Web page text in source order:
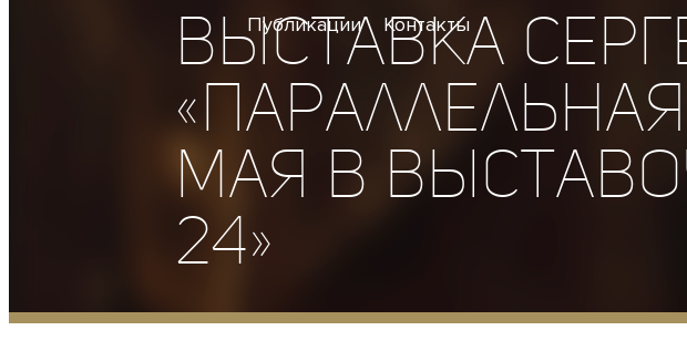
Публикации Контакты
Выставка
мая в
24»